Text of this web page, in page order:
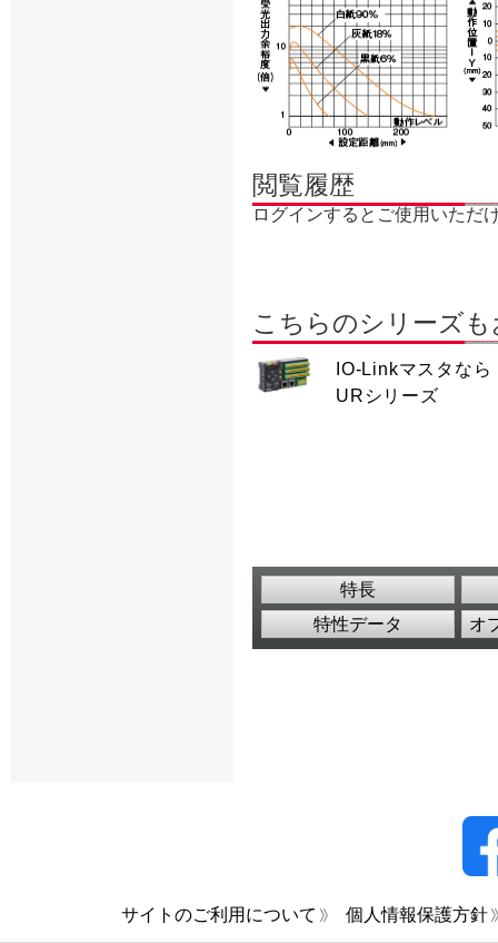
閲覧履歴
ログインするとご使用いただ
こちらのシリーズ
IO-Linkマスタなら
URシリーズ
特長
特性データ
オ
サイトのご利用について 個人情報保護方針